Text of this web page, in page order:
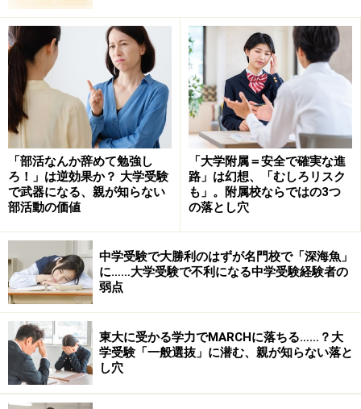
高校の定期テストで高得点をとる子は、逆
算して「2週間前」から動く
高校の定期テストで平均点以上とれる子は、遅くともテ
スト週間の1週間前、早い子は2週間以上前から勉強を始
めています。ひと通り勉強を終わらせるのではなく、
「いかに定着させるか」ということに意識が向いている
からです。
例えば、数学の問題集は最低でも3周は解く必要性を感
じています。暗記系の科目でも同様に、テスト直前にあ
わてて詰めこむようなことはしません。まずひと通りざ
っと覚えておいてから、テスト週間中は取りこぼしや細
かい暗記のおさらいをしているのです。
一方で、高校で成績がふるわない子は、テスト範囲まで
の課題をこなすことに精一杯で、学習内容が定着するま
でくり返し取り組むことに意識を向ける余裕がありませ
「部活なんか辞めて勉強し
ろ！」は逆効果か？ 大学受験
で武器になる、親が知らない
部活動の価値
「大学附属＝安全で確実な進
路」は幻想、「むしろリスク
も」。附属校ならではの3つ
の落とし穴
中学受験で大勝利のはずが名門校で「深海魚」
に……大学受験で不利になる中学受験経験者の
弱点
東大に受かる学力でMARCHに落ちる……？大
学受験「一般選抜」に潜む、親が知らない落と
し穴